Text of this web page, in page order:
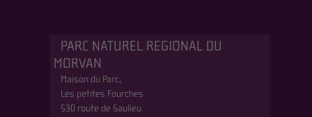
PARC NATUREL REGIONAL DU
MORVAN
Maison du Parc,
Les petites Fourches
530 route de Saulieu